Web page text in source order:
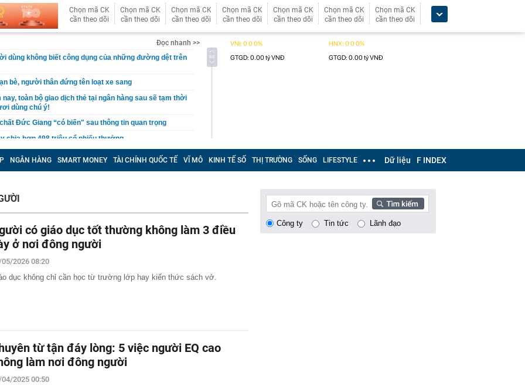
Chọn mã CK
cần theo dõi
Chọn mã CK
cần theo dõi
Chọn mã CK
cần theo dõi
Chọn mã CK
cần theo dõi
Chọn mã CK
cần theo dõi
Chọn mã CK
cần theo dõi
Chọn mã CK
cần theo dõi
Đọc nhanh >>
dùng không biết công dụng của những đường dệt trên
bè, người thân đứng tên loạt xe sang
nay, toàn bộ giao dịch thẻ tại ngân hàng sau sẽ tạm thời
dùng chú ý!
Đức Giang “có biến" sau thông tin quan trọng
chia hơn 498 triệu cổ phiếu thưởng
chỉ ra cách nhận biết cửa gỗ, tủ gỗ trong nhà bị mối,
Nhiều người từng thấy nhưng lại bỏ qua
Nam phát hiện ‘kho báu' lớn nhất thế giới, có thể khai
siêu rẻ, Mỹ lập tức tìm tới
gần 167.000 tỷ đồng tại ngân hàng, chiếm hơn một
được hưởng lãi suất lên tới 8,9%/năm, thu về gần
lãi
một vì mê khoảng sân, sau một trận ngập mới hiểu
chẳng thấm vào đâu
báo người dân không gửi hình ảnh, thông tin sau qua
2 tầng mái Nhật 90m² khoảng bao nhiêu?
được bé trai bị bỏ rơi, nuôi khôn lớn, chia cả căn nhà:
năm khiến nhiều người xúc động
NGÂN HÀNG SMART MONEY TÀI CHÍNH QUỐC TẾ VĨ MÔ KINH TẾ SỐ THỊ TRƯỜNG SỐNG LIFESTYLE Dữ liệu F INDEX
có giáo dục tốt thường không làm 3 điều
ở nơi đông người
05/2026 08:20
dục không chỉ cần học từ trường lớp hay kiến thức sách vở.
từ tận đáy lòng: 5 việc người EQ cao
làm nơi đông người
04/2025 00:50
Công ty Tin tức Lãnh đạo